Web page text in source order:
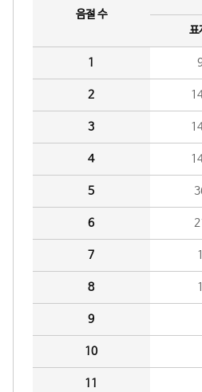
음절 수
표
1
2
3
4
5
6
7
8
9
10
11